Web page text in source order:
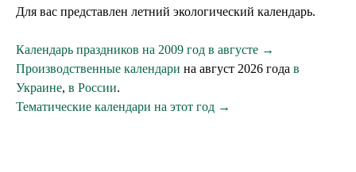
Для вас представлен летний экологический календарь.
Календарь праздников на 2009 год в августе →
Производственные календари на август 2026 года в
Украине, в России.
Тематические календари на этот год →